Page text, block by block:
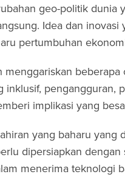
geo-politik
Idea dan
pertumbuhan
inklusif, pengangguran,
implikasi yang
yang baharu yang
dipersiapkan
menerima teknologi